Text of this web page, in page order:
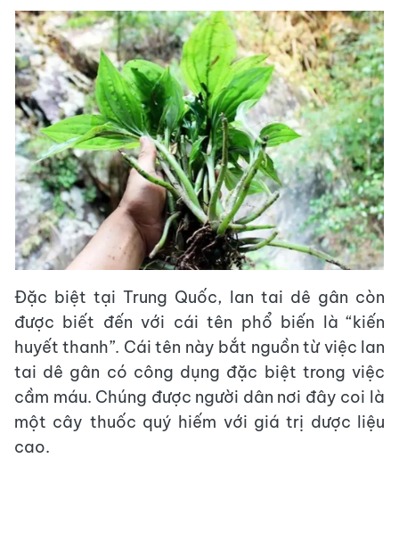
Đặc biệt tại Trung Quốc, lan tai dê gân còn
được biết đến với cái tên phổ biến là “kiến
huyết thanh”. Cái tên này bắt nguồn từ việc lan
tai dê gân có công dụng đặc biệt trong việc
cầm máu. Chúng được người dân nơi đây coi là
một cây thuốc quý hiếm với giá trị dược liệu
cao.